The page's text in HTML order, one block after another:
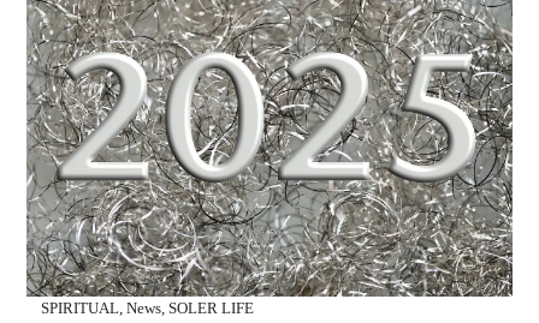
SPIRITUAL ,News ,SOLER LIFE